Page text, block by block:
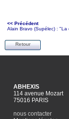
<< Précédent
Alain Bravo (Supélec) : "La
Retour
ABHEXIS
114 avenue Mozart
75016 PARIS
nous contacter